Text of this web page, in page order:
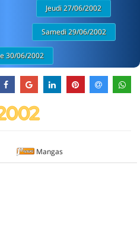
Jeudi 27/06/2002
Samedi 29/06/2002
30/06/2002
Mangas